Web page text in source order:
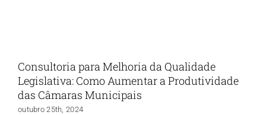
Consultoria para Melhoria da Qualidade
Legislativa: Como Aumentar a Produtividade
das Câmaras Municipais
outubro 25th, 2024